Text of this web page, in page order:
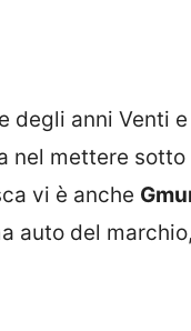
anni Venti
nel mettere
vi è anche
auto del